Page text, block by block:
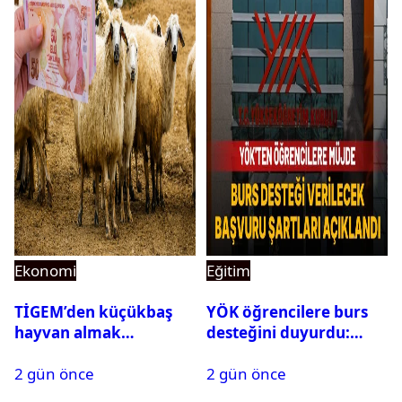
Ekonomi
TİGEM’den küçükbaş
hayvan almak
350 küçükbaş hayvan
2 gün önce
Eğitim
YÖK öğrencilere burs
desteğini duyurdu:
açıklandı
2 gün önce